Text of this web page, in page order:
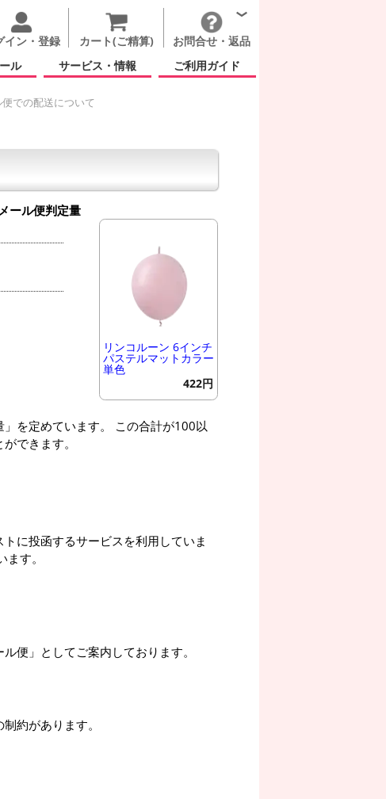
イン・登録 カート(ご精算)
お問合せ・返品
ル サービス・情報 ご利用ガイド
便での配送について
ール便判定量
リンコルーン 6インチ
パステルマットカラー
単色
422円
を定めています。 この合計が100以
できます。
に投函するサービスを利用していま
す。
便」としてご案内しております。
約があります。